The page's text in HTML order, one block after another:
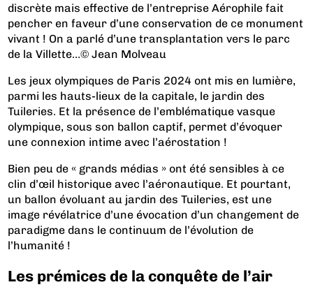
discrète mais effective de l’entreprise Aérophile fait
pencher en faveur d’une conservation de ce monument
vivant ! On a parlé d’une transplantation vers le parc
de la Villette…© Jean Molveau
Les jeux olympiques de Paris 2024 ont mis en lumière,
parmi les hauts-lieux de la capitale, le jardin des
Tuileries. Et la présence de l’emblématique vasque
olympique, sous son ballon captif, permet d’évoquer
une connexion intime avec l’aérostation !
Bien peu de « grands médias » ont été sensibles à ce
clin d’œil historique avec l’aéronautique. Et pourtant,
un ballon évoluant au jardin des Tuileries, est une
image révélatrice d’une évocation d’un changement de
paradigme dans le continuum de l’évolution de
l’humanité !
Les prémices de la conquête de l’air